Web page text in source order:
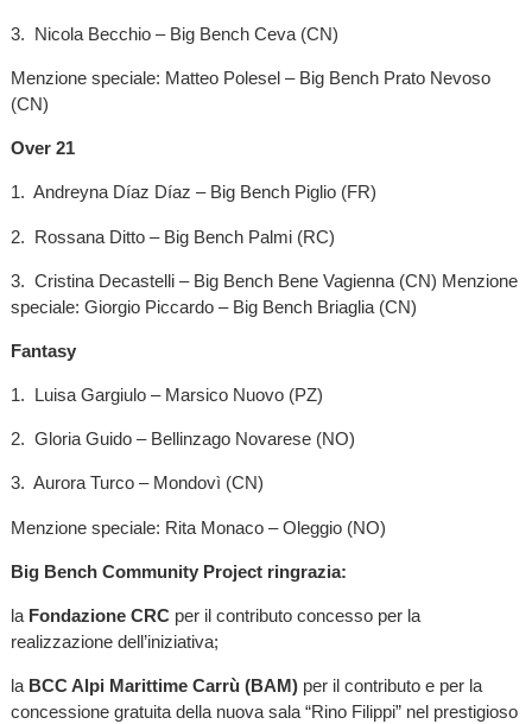
3. Nicola Becchio – Big Bench Ceva (CN)
Menzione speciale: Matteo Polesel – Big Bench Prato Nevoso
(CN)
Over 21
1. Andreyna Díaz Díaz – Big Bench Piglio (FR)
2. Rossana Ditto – Big Bench Palmi (RC)
3. Cristina Decastelli – Big Bench Bene Vagienna (CN) Menzione
speciale: Giorgio Piccardo – Big Bench Briaglia (CN)
Fantasy
1. Luisa Gargiulo – Marsico Nuovo (PZ)
2. Gloria Guido – Bellinzago Novarese (NO)
3. Aurora Turco – Mondovì (CN)
Menzione speciale: Rita Monaco – Oleggio (NO)
Big Bench Community Project ringrazia:
la Fondazione CRC per il contributo concesso per la
realizzazione dell’iniziativa;
la BCC Alpi Marittime Carrù (BAM) per il contributo e per la
concessione gratuita della nuova sala “Rino Filippi” nel prestigioso